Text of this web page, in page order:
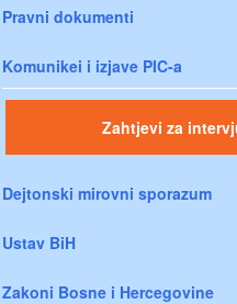
Pravni dokumenti
Komunikei i izjave PIC-a
Zahtjevi za
Dejtonski mirovni sporazum
Ustav BiH
Zakoni Bosne i Hercegovine